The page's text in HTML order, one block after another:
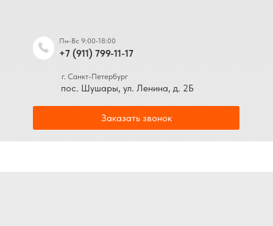
+7 (911) 799-11-17
Пн-Вс 9:00-18:00
Заказать звонок
пос. Шушары, ул. Ленина, д. 2Б
г. Санкт-Петербург